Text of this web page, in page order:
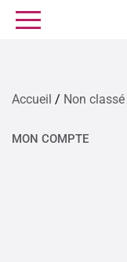
SE FORMER
Accueil / Non classé
MON COMPTE